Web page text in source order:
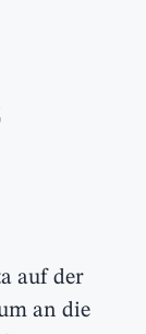
auf der
an die